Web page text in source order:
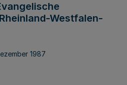
Westfalen-
1987